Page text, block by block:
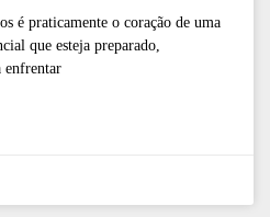
é praticamente o coração de uma
que esteja preparado,
enfrentar